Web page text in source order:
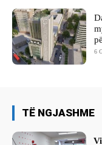
6
TË NGJASHME